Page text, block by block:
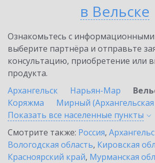
в Вельске
Ознакомьтесь с
выберите партнёра и отправьте
консультацию, приобретение или
продукта.
Архангельск
Нарьян-Мар
Коряжма
Мирный (Архангельская
Показать все населенные пункты
Смотрите также: Россия,
Вологодская область, Кировская
Красноярский край, Мурманская